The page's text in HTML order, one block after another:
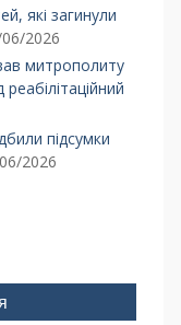
які загинули
2026
митрополиту
підсумки
2026